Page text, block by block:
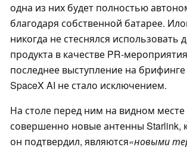
одна из них будет полностью
благодаря собственной батарее.
никогда не стеснялся использовать
продукта в качестве PR-
последнее выступление на брифинге
SpaceX AI не стало исключением.
На столе перед ним на видном
совершенно новые антенны Starlink,
он подтвердил, являются«новыми